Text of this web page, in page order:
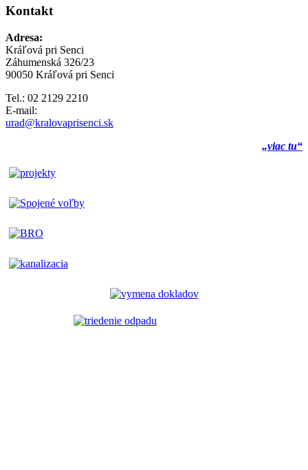
Kontakt
Adresa:
Kráľová pri Senci
Záhumenská 326/23
90050 Kráľová pri Senci
Tel.: 02 2129 2210
E-mail:
urad@kralovaprisenci.sk
„viac tu“